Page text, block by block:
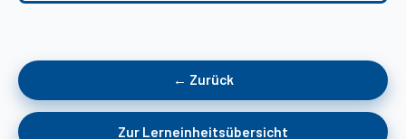
← Zurück
Zur Lerneinheitsübersicht